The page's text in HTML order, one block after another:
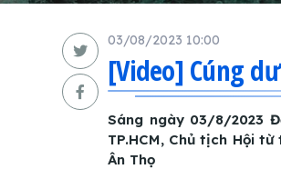
03/08/2023 10:00
[Video] Cúng
Sáng ngày 03/8/2023
TP.HCM, Chủ tịch Hội
Ân Thọ